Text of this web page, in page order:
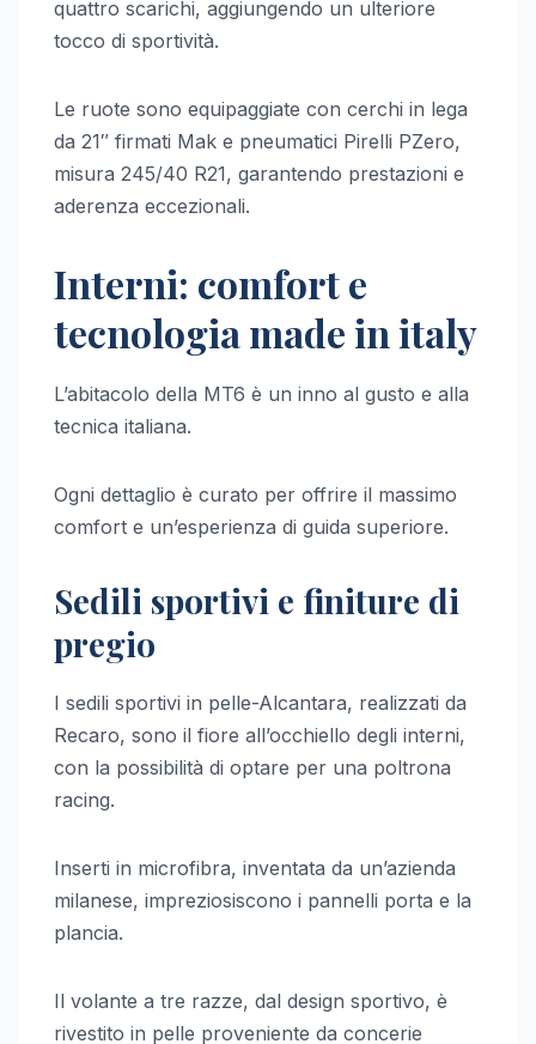
quattro scarichi, aggiungendo un ulteriore
tocco di sportività.
Le ruote sono equipaggiate con cerchi in lega
da 21″ firmati Mak e pneumatici Pirelli PZero,
misura 245/40 R21, garantendo prestazioni e
aderenza eccezionali.
Interni: comfort e
tecnologia made in italy
L’abitacolo della MT6 è un inno al gusto e alla
tecnica italiana.
Ogni dettaglio è curato per offrire il massimo
comfort e un’esperienza di guida superiore.
Sedili sportivi e finiture di
pregio
I sedili sportivi in pelle-Alcantara, realizzati da
Recaro, sono il fiore all’occhiello degli interni,
con la possibilità di optare per una poltrona
racing.
Inserti in microfibra, inventata da un’azienda
milanese, impreziosiscono i pannelli porta e la
plancia.
Il volante a tre razze, dal design sportivo, è
rivestito in pelle proveniente da concerie